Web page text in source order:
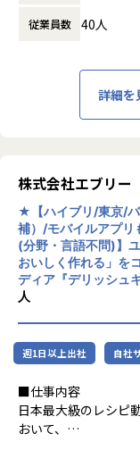
▼キャリア事例
・新卒2年目でカス
・エンジニアから
■配属組織
配属されるシステム
メンバーが在籍して
▼在籍メンバー例
・EM赤川
・TL池松
エンジニアチームだ
しています。
■カルチャー
・スクラム開発を推
・積極的なペアプロ
最初は、詳細設計以
応、顧客要望の吸上
ー）に携わるイメー
化粧品口コミサイト
・体制：当社から
・開発環境：PHP
uxt.js） 、
※システムによって
＜調査、レポート配
金融情報サービス 追
※確定拠出年金の情
システム
・体制：現場プロパ
・開発環境：PHP、独
＜大手SIer（エンド
金融システム 保守開
※大手消費者金融会
債権の業務を行う機能
時間外
従業員数 40人
詳細を
株式会社エブリー
★【ハイブリ/東京/
補）/モバイルアプリ
(分野・言語不問)】
おいしく作れる」を
ディア『デリッシュ
人
週1日以上出社 自社
■仕事内容
日本最大級のレシピ
おいて、